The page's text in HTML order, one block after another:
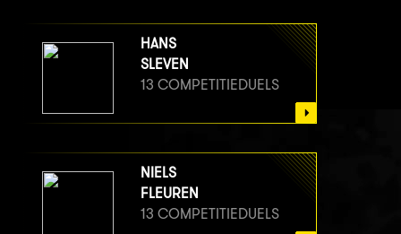
HANS
SLEVEN
13 COMPETITIEDUELS
NIELS
FLEUREN
13 COMPETITIEDUELS